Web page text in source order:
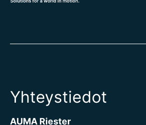
Yhteystiedot
AUMA Riester